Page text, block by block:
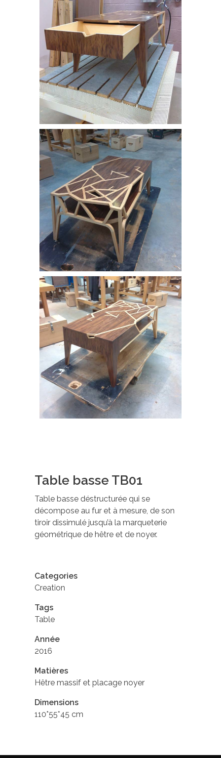
Table basse TB01
Table basse déstructurée qui se
décompose au fur et à mesure, de son
tiroir dissimulé jusqu’à la marqueterie
géométrique de hêtre et de noyer.
Categories
Creation
Tags
Table
Année
2016
Matières
Hêtre massif et placage noyer
Dimensions
110*55*45 cm